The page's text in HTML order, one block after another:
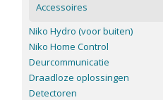
Accessoires
Niko Hydro (voor buiten)
Niko Home Control
Deurcommunicatie
Draadloze oplossingen
Detectoren